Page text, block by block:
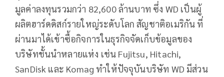
มูลค่าลงทุนรวมกว่า 82,600 ล้านบาท ซึ่ง WD เป็นผู้
ผลิตฮาร์ดดิสก์รายใหญ่ระดับโลก สัญชาติอเมริกัน ที่
ผ่านมาได้เข้าซื้อกิจการในธุรกิจจัดเก็บข้อมูลของ
บริษัทชั้นนำหลายแห่ง เช่น Fujitsu, Hitachi,
SanDisk และ Komag ทำให้ปัจจุบันบริษัท WD มีส่วน